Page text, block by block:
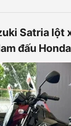
Satria lột
đấu